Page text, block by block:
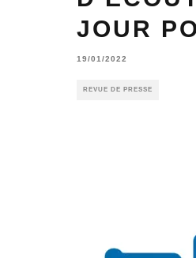
JOUR
19/01/2022
REVUE DE PRESSE